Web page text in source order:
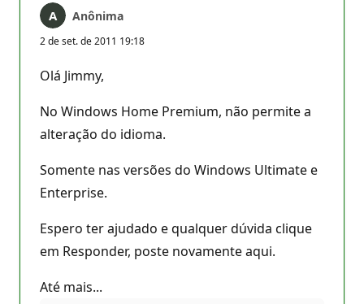
Anônima
2 de set. de 2011 19:18
Olá Jimmy,
No Windows Home Premium, não permite a
alteração do idioma.
Somente nas versões do Windows Ultimate e
Enterprise.
Espero ter ajudado e qualquer dúvida clique
em Responder, poste novamente aqui.
Até mais...